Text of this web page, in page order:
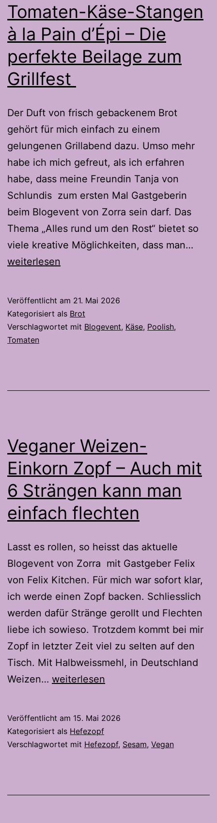
Tomaten-Käse-Stangen
à la Pain d’Épi – Die
perfekte Beilage zum
Grillfest
Der Duft von frisch gebackenem Brot
gehört für mich einfach zu einem
gelungenen Grillabend dazu. Umso mehr
habe ich mich gefreut, als ich erfahren
habe, dass meine Freundin Tanja von
Schlundis zum ersten Mal Gastgeberin
beim Blogevent von Zorra sein darf. Das
Thema „Alles rund um den Rost“ bietet so
viele kreative Möglichkeiten, dass man…
weiterlesen
Veröffentlicht am 21. Mai 2026
Kategorisiert als Brot
Verschlagwortet mit Blogevent, Käse, Poolish,
Tomaten
Veganer Weizen-
Einkorn Zopf – Auch mit
6 Strängen kann man
einfach flechten
Lasst es rollen, so heisst das aktuelle
Blogevent von Zorra mit Gastgeber Felix
von Felix Kitchen. Für mich war sofort klar,
ich werde einen Zopf backen. Schliesslich
werden dafür Stränge gerollt und Flechten
liebe ich sowieso. Trotzdem kommt bei mir
Zopf in letzter Zeit viel zu selten auf den
Tisch. Mit Halbweissmehl, in Deutschland
Weizen… Veganer
Zopf
–
6
weiterlesen
Veröffentlicht am 15. Mai 2026
Kategorisiert als Hefezopf
Verschlagwortet mit Hefezopf, Sesam, Vegan